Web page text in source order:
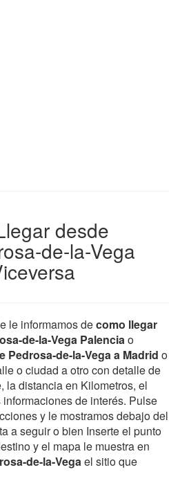
desde
de-la-Vega
le informamos decomo llegar
de-la-Vega Palenciao
Pedrosa-de-la-Vega a Madrid o
o ciudad a otro con detalle de
la distancia en Kilometros, el
de interés. Pulse
y le mostramos debajo del
a seguir o bien Inserte el punto
y el mapa le muestra en
de-la-Vegael sitio que